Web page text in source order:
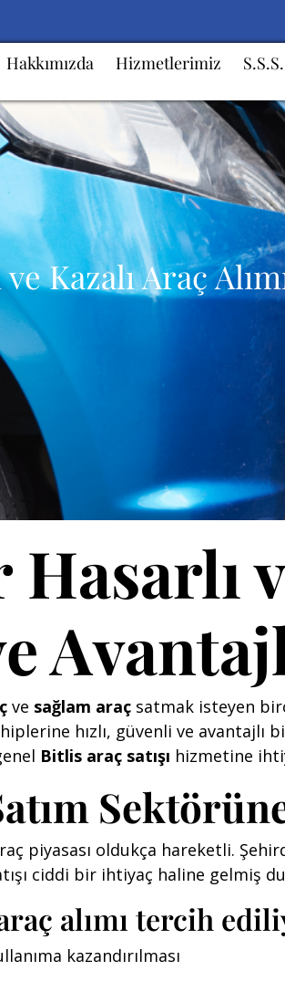
Hakkımızda Hizmetlerimiz S.S.S.
ve Kazalı Araç
ve sağlam araç satmak isteyen
hızlı, güvenli ve avantajlı
Bitlis araç satışı hizmetine
piyasası oldukça hareketli.
ciddi bir ihtiyaç haline gelmiş
alımı tercih
kazandırılması